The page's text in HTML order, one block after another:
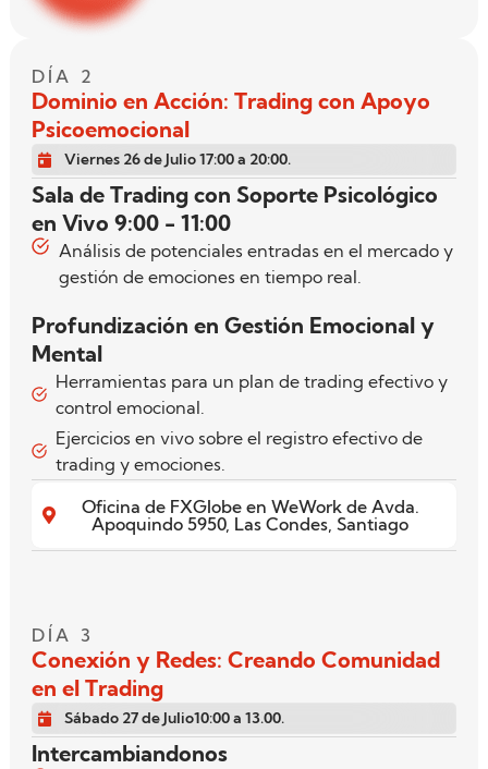
DÍA 2
Dominio en Acción: Trading con Apoyo
Psicoemocional
Viernes 26 de Julio 17:00 a 20:00.
Sala de Trading con Soporte Psicológico
en Vivo 9:00 - 11:00
Análisis de potenciales entradas en el mercado y
gestión de emociones en tiempo real.
Profundización en Gestión Emocional y
Mental
Herramientas para un plan de trading efectivo y
control emocional.
Ejercicios en vivo sobre el registro efectivo de
trading y emociones.
Oficina de FXGlobe en WeWork de Avda.
Apoquindo 5950, Las Condes, Santiago
DÍA 3
Conexión y Redes: Creando Comunidad
en el Trading
Sábado 27 de Julio10:00 a 13.00.
Intercambiandonos